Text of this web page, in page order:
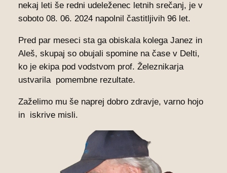
nekaj leti še redni udeleženec letnih srečanj, je v
soboto 08. 06. 2024 napolnil častitljivih 96 let.
Pred par meseci sta ga obiskala kolega Janez in
Aleš, skupaj so obujali spomine na čase v Delti,
ko je ekipa pod vodstvom prof. Železnikarja
ustvarila pomembne rezultate.
Zaželimo mu še naprej dobro zdravje, varno hojo
in iskrive misli.